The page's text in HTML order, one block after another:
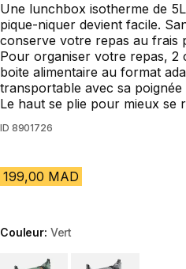
Une lunchbox isotherme de
pique-niquer devient facile.
conserve votre repas au frais
Pour organiser votre repas, 2
boite alimentaire au format
transportable avec sa
Le haut se plie pour mieux se
ID 8901726
199,00 MAD
Couleur: Vert
Choose a variant